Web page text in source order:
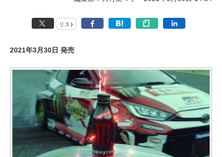
リスト
2021年3月30日 発売